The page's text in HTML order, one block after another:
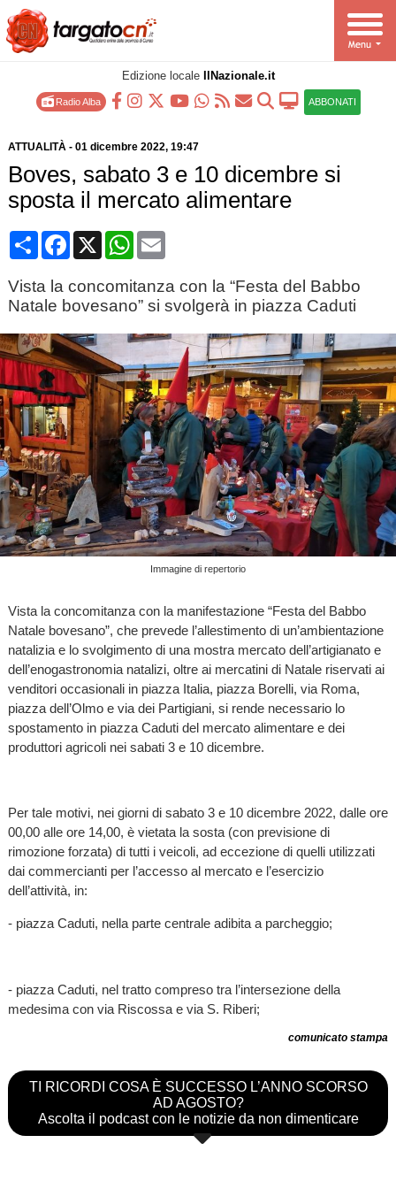
Edizione locale IlNazionale.it
Radio Alba ABBONATI
ATTUALITÀ- 01 dicembre 2022, 19:47
Boves, sabato 3 e 10 dicembre si
sposta il mercato alimentare
CondividiFacebook
X WhatsApp
Email
Vista la concomitanza con la “Festa del Babbo
Natale bovesano” si svolgerà in piazza Caduti
Immagine di repertorio
Vista la concomitanza con la manifestazione “Festa del Babbo
Natale bovesano”, che prevede l’allestimento di un’ambientazione
natalizia e lo svolgimento di una mostra mercato dell’artigianato e
dell’enogastronomia natalizi, oltre ai mercatini di Natale riservati ai
venditori occasionali in piazza Italia, piazza Borelli, via Roma,
piazza dell’Olmo e via dei Partigiani, si rende necessario lo
spostamento in piazza Caduti del mercato alimentare e dei
produttori agricoli nei sabati 3 e 10 dicembre.
Per tale motivi, nei giorni di sabato 3 e 10 dicembre 2022, dalle ore
00,00 alle ore 14,00, è vietata la sosta (con previsione di
rimozione forzata) di tutti i veicoli, ad eccezione di quelli utilizzati
dai commercianti per l’accesso al mercato e l’esercizio
dell’attività, in:
- piazza Caduti, nella parte centrale adibita a parcheggio;
- piazza Caduti, nel tratto compreso tra l’intersezione della
medesima con via Riscossa e via S. Riberi;
comunicato stampa
TI RICORDI COSA È SUCCESSO L’ANNO SCORSO
AD AGOSTO?
Ascolta il podcast con le notizie da non dimenticare